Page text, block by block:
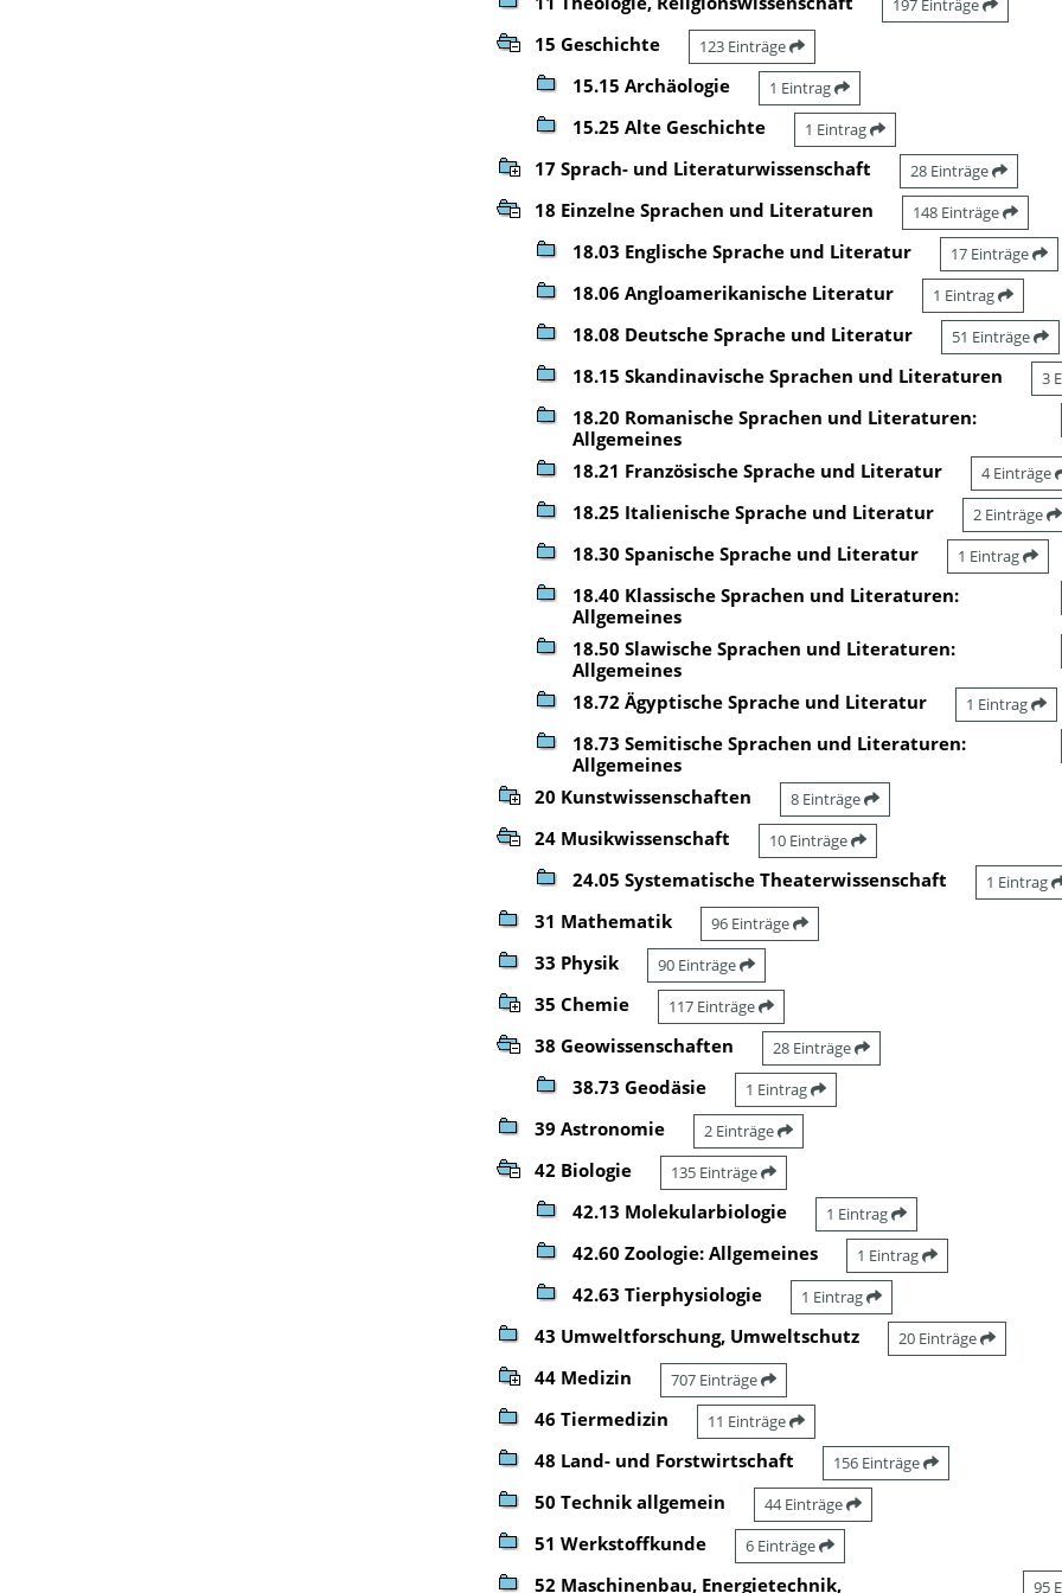
197 Einträge
15 Geschichte 123 Einträge
15.15 Archäologie 1 Eintrag
15.25 Alte Geschichte 1 Eintrag
17 Sprach- und Literaturwissenschaft 28 Einträge
18 Einzelne Sprachen und Literaturen 148 Einträge
18.03 Englische Sprache und Literatur 17 Einträge
18.06 Angloamerikanische Literatur 1 Eintrag
18.08 Deutsche Sprache und Literatur 51 Einträge
18.15 Skandinavische Sprachen und Literaturen 3
18.20 Romanische Sprachen und Literaturen:
Allgemeines
18.21 Französische Sprache und Literatur 4 Einträge
18.25 Italienische Sprache und Literatur 2 Einträge
18.30 Spanische Sprache und Literatur 1 Eintrag
18.40 Klassische Sprachen und Literaturen:
Allgemeines
18.50 Slawische Sprachen und Literaturen:
Allgemeines
18.72 Ägyptische Sprache und Literatur 1 Eintrag
18.73 Semitische Sprachen und Literaturen:
Allgemeines
20 Kunstwissenschaften 8 Einträge
24 Musikwissenschaft 10 Einträge
24.05 Systematische Theaterwissenschaft 1 Eintrag
31 Mathematik 96 Einträge
33 Physik 90 Einträge
35 Chemie 117 Einträge
38 Geowissenschaften 28 Einträge
38.73 Geodäsie 1 Eintrag
39 Astronomie 2 Einträge
42 Biologie 135 Einträge
42.13 Molekularbiologie 1 Eintrag
42.60 Zoologie: Allgemeines 1 Eintrag
42.63 Tierphysiologie 1 Eintrag
43 Umweltforschung, Umweltschutz 20 Einträge
44 Medizin 707 Einträge
46 Tiermedizin 11 Einträge
48 Land- und Forstwirtschaft 156 Einträge
50 Technik allgemein 44 Einträge
51 Werkstoffkunde 6 Einträge
52 Maschinenbau, Energietechnik, 95